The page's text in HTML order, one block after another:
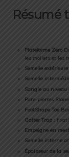
Résumé
Plateforme Zero
les mollets et les
Semelle
Semelle
Sangle au niveau
Pare-pierres
FootShape Toe
Gaiter Trap :
Empeigne en
Semelle interne
Épaisseur de la